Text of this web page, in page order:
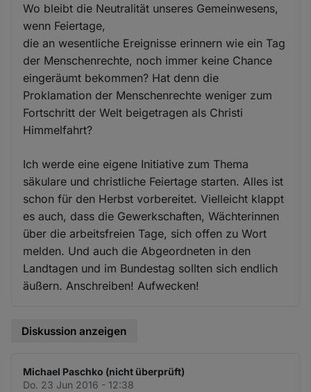
Wo bleibt die Neutralität unseres Gemeinwesens,
wenn Feiertage,
die an wesentliche Ereignisse erinnern wie ein Tag
der Menschenrechte, noch immer keine Chance
eingeräumt bekommen? Hat denn die
Proklamation der Menschenrechte weniger zum
Fortschritt der Welt beigetragen als Christi
Himmelfahrt?
Ich werde eine eigene Initiative zum Thema
säkulare und christliche Feiertage starten. Alles ist
schon für den Herbst vorbereitet. Vielleicht klappt
es auch, dass die Gewerkschaften, Wächterinnen
über die arbeitsfreien Tage, sich offen zu Wort
melden. Und auch die Abgeordneten in den
Landtagen und im Bundestag sollten sich endlich
äußern. Anschreiben! Aufwecken!
Diskussion anzeigen
Michael Paschko (nicht überprüft)
Do. 23 Jun 2016 - 12:38